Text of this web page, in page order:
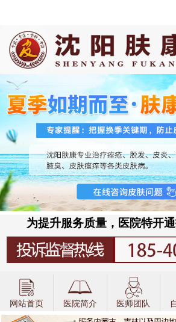
为提升服务质量，医院特开
网站首页 医院简介 医师团队